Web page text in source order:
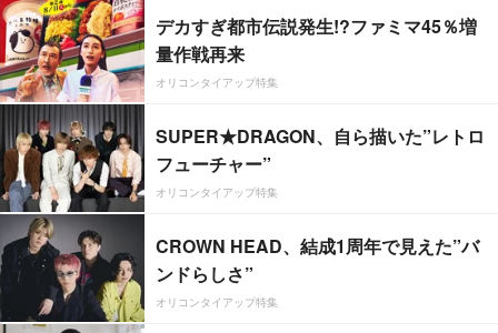
デカすぎ都市伝説発生!?ファミマ45％増
量作戦再来
オリコンタイアップ特集
SUPER★DRAGON、自ら描いた”レトロ
フューチャー”
オリコンタイアップ特集
CROWN HEAD、結成1周年で見えた”バ
ンドらしさ”
オリコンタイアップ特集